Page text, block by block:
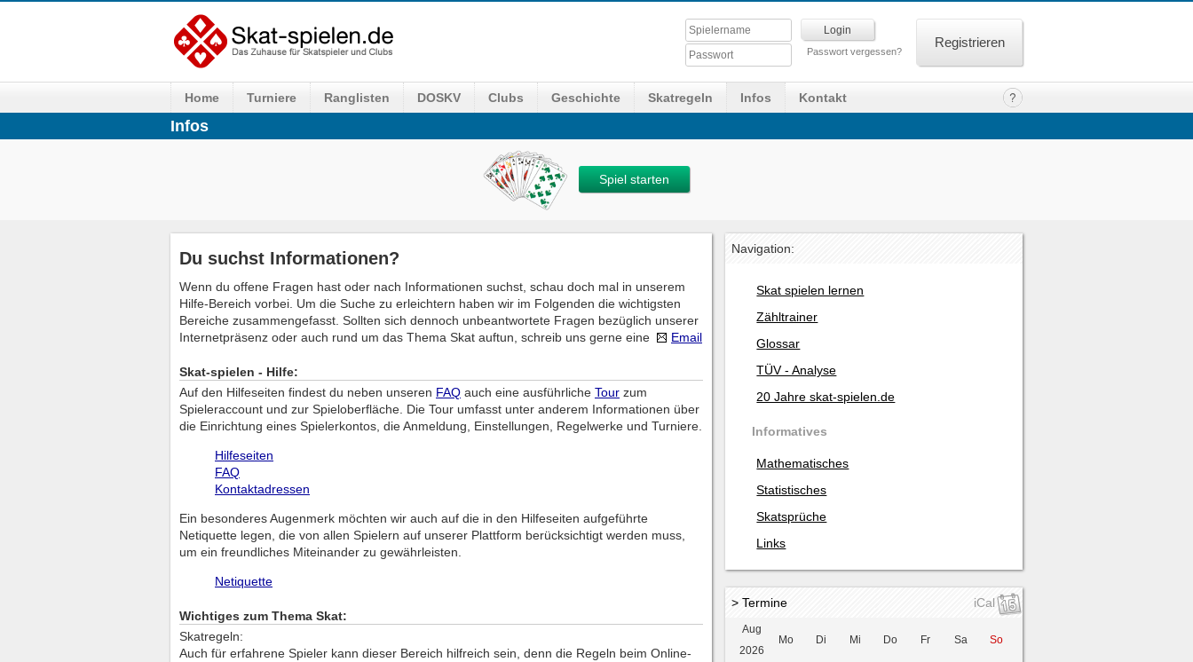
Passwort vergessen?
Registrieren
Home Turniere Ranglisten DOSKV Clubs Geschichte Skatregeln Infos Kontakt
Infos
Spiel starten
Du suchst Informationen?
Wenn du offene Fragen hast oder nach Informationen suchst, schau doch mal in unserem
Hilfe-Bereich vorbei. Um die Suche zu erleichtern haben wir im Folgenden die wichtigsten
Bereiche zusammengefasst. Sollten sich dennoch unbeantwortete Fragen bezüglich unserer
Internetpräsenz oder auch rund um das Thema Skat auftun, schreib uns gerne eine
Email
Skat-spielen - Hilfe:
Auf den Hilfeseiten findest du neben unseren FAQ auch eine ausführliche Tour zum
Spieleraccount und zur Spieloberfläche. Die Tour umfasst unter anderem Informationen über
die Einrichtung eines Spielerkontos, die Anmeldung, Einstellungen, Regelwerke und Turniere.
Hilfeseiten
FAQ
Kontaktadressen
Ein besonderes Augenmerk möchten wir auch auf die in den Hilfeseiten aufgeführte
Netiquette legen, die von allen Spielern auf unserer Plattform berücksichtigt werden muss,
um ein freundliches Miteinander zu gewährleisten.
Netiquette
Wichtiges zum Thema Skat:
Skatregeln:
Auch für erfahrene Spieler kann dieser Bereich hilfreich sein, denn die Regeln beim Online-
Navigation:
Skat spielen lernen
Zähltrainer
Glossar
TÜV - Analyse
20 Jahre skat-spielen.de
Informatives
Mathematisches
Statistisches
Skatsprüche
Links
> Termine iCal
Aug
2026
Mo Di Mi Do Fr Sa So